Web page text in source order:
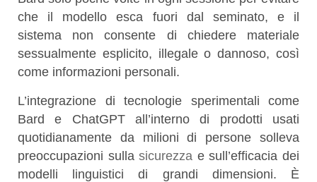
che il modello esca fuori dal seminato, e il
sistema non consente di chiedere materiale
sessualmente esplicito, illegale o dannoso, così
come informazioni personali.
L’integrazione di tecnologie sperimentali come
Bard e ChatGPT all’interno di prodotti usati
quotidianamente da milioni di persone solleva
preoccupazioni sullasicurezza e sull’efficacia dei
modelli linguistici di grandi dimensioni. È